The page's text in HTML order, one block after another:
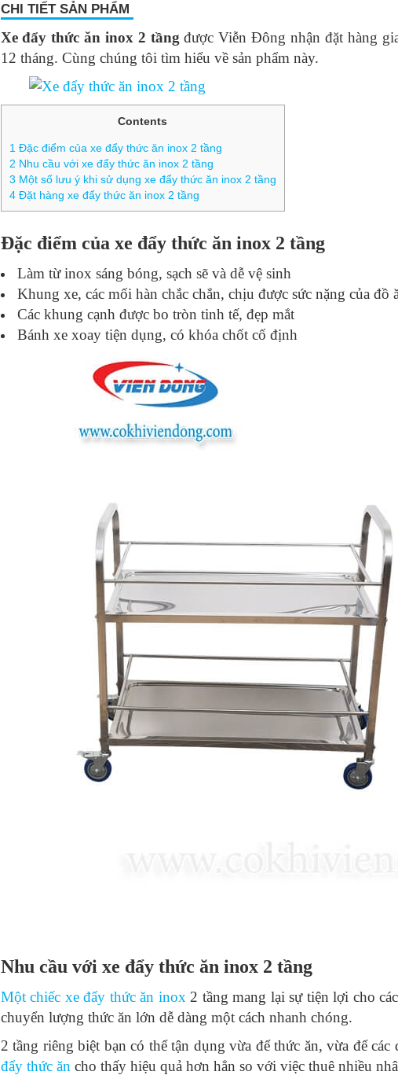
CHI TIẾT SẢN PHẨM
Xe đẩy thức ăn inox 2 tầng được Viễn Đông nhận đặt hàng
12 tháng. Cùng chúng tôi tìm hiểu về sản phẩm này.
Contents
1 Đặc điểm của xe đẩy thức ăn inox 2 tầng
2 Nhu cầu với xe đẩy thức ăn inox 2 tầng
3 Một số lưu ý khi sử dụng xe đẩy thức ăn inox 2 tầng
4Đặt hàng xe đẩy thức ăn inox 2 tầng
Đặc điểm của xe đẩy thức ăn inox 2 tầng
Làm từ inox sáng bóng, sạch sẽ và dễ vệ sinh
Khung xe, các mối hàn chắc chắn, chịu được sức nặng của đồ
Các khung cạnh được bo tròn tinh tế, đẹp mắt
Bánh xe xoay tiện dụng, có khóa chốt cố định
Nhu cầu với xe đẩy thức ăn inox 2 tầng
Một chiếc xe đẩy thức ăn inox 2 tầng mang lại sự tiện lợi cho
chuyển lượng thức ăn lớn dễ dàng một cách nhanh chóng.
2 tầng riêng biệt bạn có thể tận dụng vừa để thức ăn, vừa để
đẩy thức ăn cho thấy hiệu quả hơn hẳn so với việc thuê nhiều